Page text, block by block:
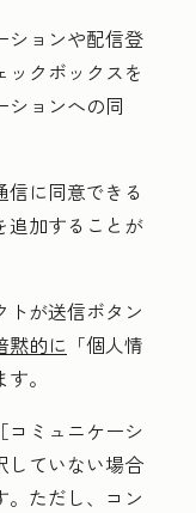
ションや配信登
クボックスを
ションへの同
に同意できる
追加することが
トが送信ボタン
黙的に 「個人情
。
［コミュニケーシ
していない場合
。ただし、コン